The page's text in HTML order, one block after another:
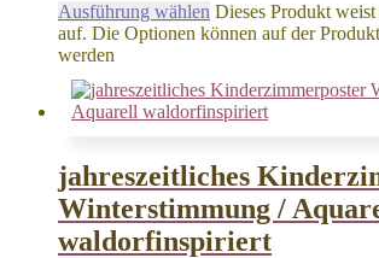
Ausführung wählen Dieses Produkt
auf. Die Optionen können auf der
werden
jahreszeitliches
Winterstimmung /
waldorfinspiriert